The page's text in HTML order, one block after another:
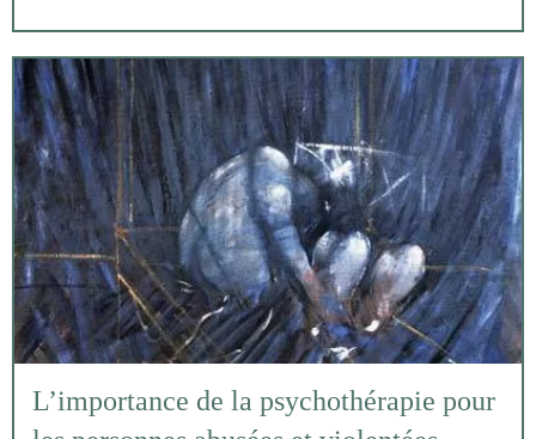
L’importance de la psychothérapie pour